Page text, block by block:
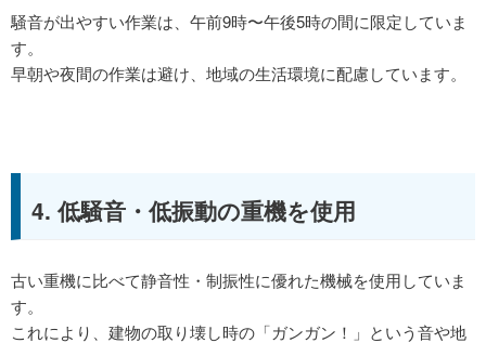
騒音が出やすい作業は、午前9時〜午後5時の間に限定していま
す。
早朝や夜間の作業は避け、地域の生活環境に配慮しています。
4. 低騒音・低振動の重機を使用
古い重機に比べて静音性・制振性に優れた機械を使用していま
す。
これにより、建物の取り壊し時の「ガンガン！」という音や地